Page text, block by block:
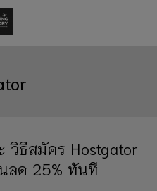
วิธีสมัคร Hostgator
ลด 25% ทันที